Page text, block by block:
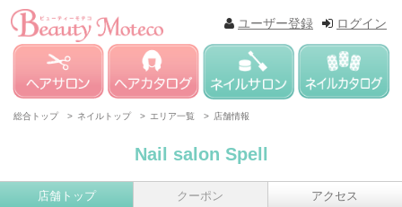
ログイン
ユーザー登録
総合トップ > ネイルトップ > エリア一覧 > 店舗情報
Nail salon Spell
店舗トップ クーポン アクセス